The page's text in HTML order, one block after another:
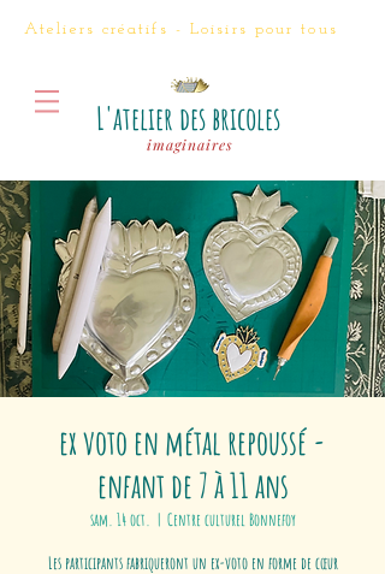
Ateliers créatifs - Loisirs pour tous
L'atelier des bricoles
imaginaires
ex voto en métal repoussé -
enfant de 7 à 11 ans
sam. 14 oct.
  |
Centre culturel Bonnefoy
Les participants fabriqueront un ex-voto en forme de cœur